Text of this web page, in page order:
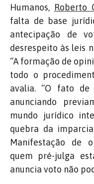
Humanos, Roberto
falta de base
antecipação de
desrespeito às leis
“A formação de
todo o
avalia. “O fato
anunciando
mundo jurídico
quebra da
Manifestação de
quem pré-julga
anuncia voto não